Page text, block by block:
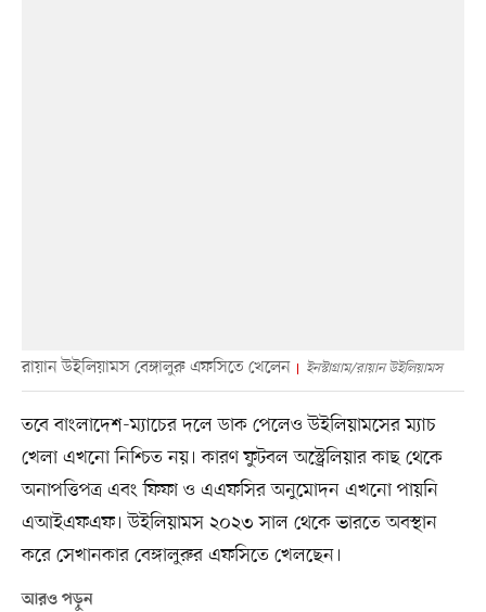
রায়ান উইলিয়ামস বেঙ্গালুরু এফসিতে খেলেন ইনস্টাগ্রাম/রায়ান উইলিয়ামস
তবে বাংলাদেশ-ম্যাচের দলে ডাক পেলেও উইলিয়ামসের ম্যাচ
খেলা এখনো নিশ্চিত নয়। কারণ ফুটবল অস্ট্রেলিয়ার কাছ থেকে
অনাপত্তিপত্র এবং ফিফা ও এএফসির অনুমোদন এখনো পায়নি
এআইএফএফ। উইলিয়ামস ২০২৩ সাল থেকে ভারতে অবস্থান
করে সেখানকার বেঙ্গালুরুর এফসিতে খেলছেন।
আরও পড়ুন